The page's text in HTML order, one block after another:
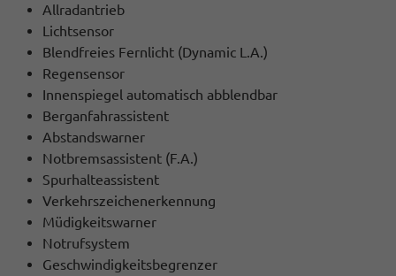
Allradantrieb
Lichtsensor
Blendfreies Fernlicht (Dynamic L.A.)
Regensensor
Innenspiegel automatisch abblendbar
Berganfahrassistent
Abstandswarner
Notbremsassistent (F.A.)
Spurhalteassistent
Verkehrszeichenerkennung
Müdigkeitswarner
Notrufsystem
Geschwindigkeitsbegrenzer